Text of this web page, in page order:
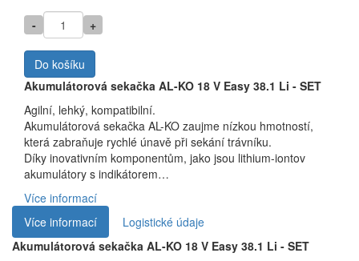
- +
Do košíku
Akumulátorová sekačka AL-KO 18 V Easy 38.1 Li - SET
Agilní, lehký, kompatibilní.
Akumulátorová sekačka AL-KO zaujme nízkou hmotností,
která zabraňuje rychlé únavě při sekání trávníku.
Díky inovativním komponentům, jako jsou lithium-iontov
akumulátory s indikátorem…
Více informací
Více informací
Logistické údaje
Akumulátorová sekačka AL-KO 18 V Easy 38.1 Li - SET